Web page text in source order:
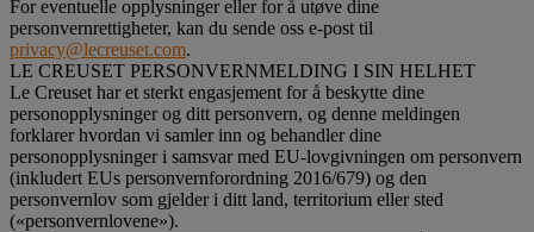
For eventuelle opplysninger eller for å utøve dine
personvernrettigheter, kan du sende oss e-post til
privacy@lecreuset.com.
LE CREUSET PERSONVERNMELDING I SIN HELHET
Le Creuset har et sterkt engasjement for å beskytte dine
personopplysninger og ditt personvern, og denne meldingen
forklarer hvordan vi samler inn og behandler dine
personopplysninger i samsvar med EU-lovgivningen om personvern
(inkludert EUs personvernforordning 2016/679) og den
personvernlov som gjelder i ditt land, territorium eller sted
(«personvernlovene»).